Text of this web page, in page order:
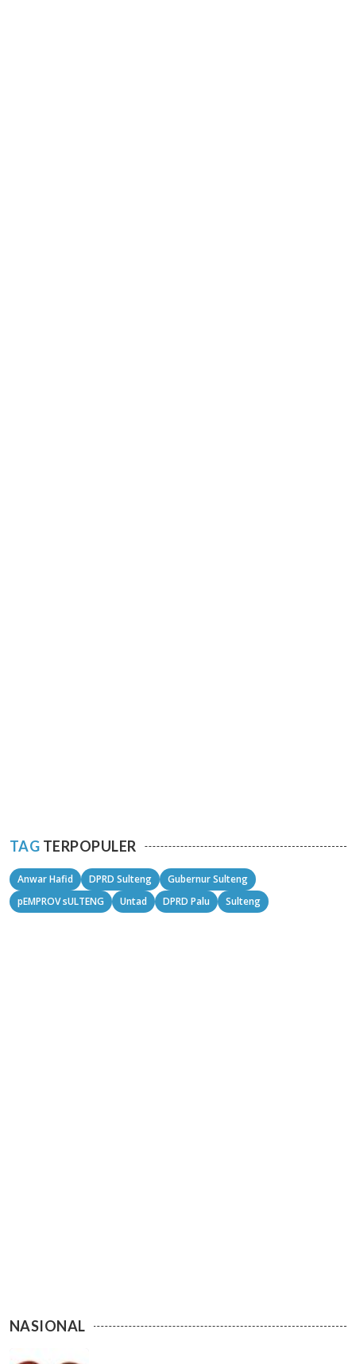
TAG TERPOPULER
Anwar Hafid DPRD Sulteng
Gubernur Sulteng
pEMPROV sULTENG
Untad DPRD Palu Sulteng
NASIONAL